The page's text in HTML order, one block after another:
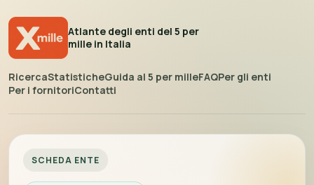
Atlante degli enti del 5 per
mille in Italia
RicercaStatisticheGuida al 5 per milleFAQPer gli enti
Per i fornitoriContatti
SCHEDA ENTE